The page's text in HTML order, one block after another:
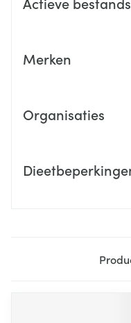
Merken
Organisaties